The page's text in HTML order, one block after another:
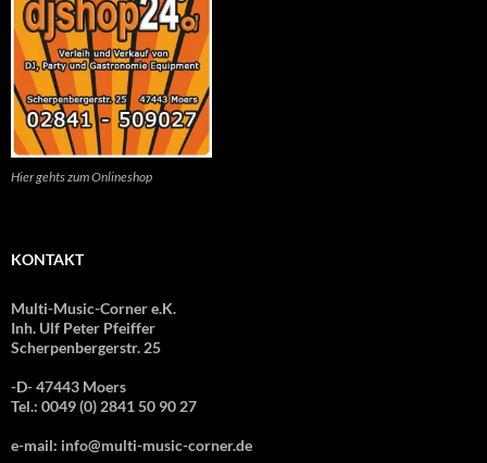
Hier gehts zum Onlineshop
KONTAKT
Multi-Music-Corner e.K.
Inh. Ulf Peter Pfeiffer
Scherpenbergerstr. 25
-D- 47443 Moers
Tel.: 0049 (0) 2841 50 90 27
e-mail: info@multi-music-corner.de